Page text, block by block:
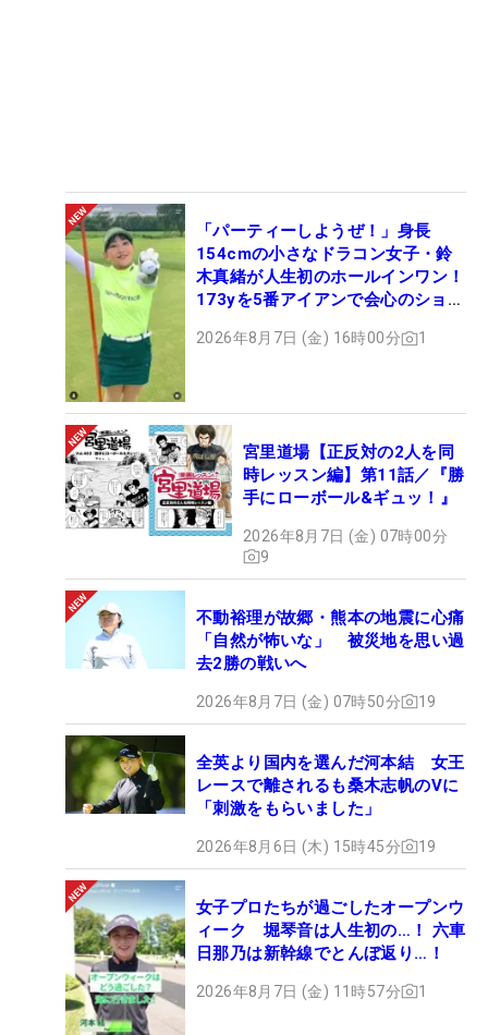
「パーティーしようぜ！」身長
154cmの小さなドラコン女子・鈴
木真緒が人生初のホールインワン！
173yを5番アイアンで会心のショッ
2026年8月7日 (金) 16時00分 1
宮里道場【正反対の2人を同
時レッスン編】第11話／『勝
手にローボール&ギュッ！』
2026年8月7日 (金) 07時00分
9
不動裕理が故郷・熊本の地震に心痛
「自然が怖いな」 被災地を思い過
去2勝の戦いへ
2026年8月7日 (金) 07時50分 19
全英より国内を選んだ河本結 女王
レースで離されるも桑木志帆のVに
「刺激をもらいました」
2026年8月6日 (木) 15時45分 19
女子プロたちが過ごしたオープンウ
ィーク 堀琴音は人生初の…！ 六車
日那乃は新幹線でとんぼ返り…！
2026年8月7日 (金) 11時57分 1